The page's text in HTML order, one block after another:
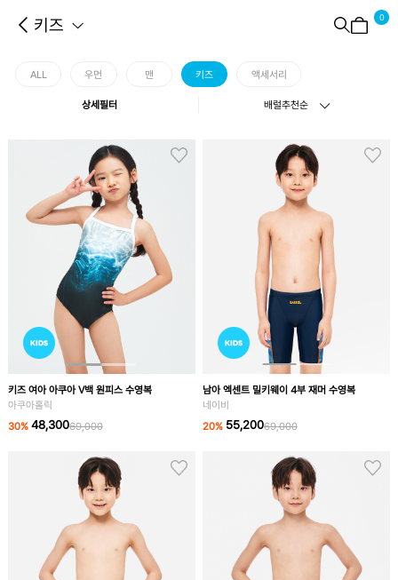
키즈 0
ALL 우먼 맨 키즈 액세서리
키즈 여아 아쿠아 V백 원피스 수영복
아쿠아홀릭
30% 48,30069,000
남아 엑센트 밀키웨이 4부 재머 수영복
네이비
20% 55,20069,000
상세필터 배럴추천순